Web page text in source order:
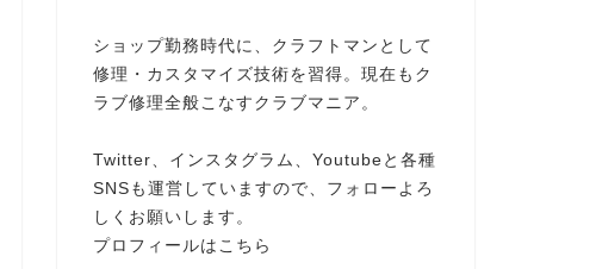
ショップ勤務時代に、クラフトマンとして
修理・カスタマイズ技術を習得。現在もク
ラブ修理全般こなすクラブマニア。
Twitter、インスタグラム、Youtubeと各種
SNSも運営していますので、フォローよろ
しくお願いします。
プロフィールはこちら